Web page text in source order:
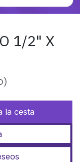
1/2" X
la cesta